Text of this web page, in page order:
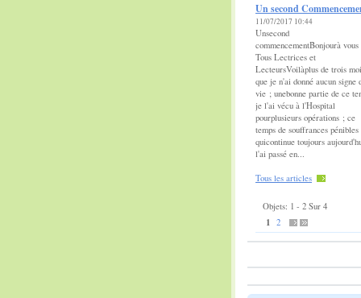
Un second
11/07/2017 10:44
Unsecond
commencementBonjourà vous
Tous Lectrices et
LecteursVoilàplus de trois
que je n'ai donné aucun signe
vie ; unebonne partie de ce
je l'ai vécu à l'Hospital
pourplusieurs opérations ; ce
temps de souffrances pénibles
quicontinue toujours
l'ai passé en...
Tous les articles
Objets: 1 - 2 Sur 4
1 2